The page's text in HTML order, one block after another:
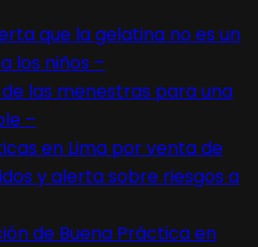
que la gelatina no es un
los niños –
las menestras para una
–
en Lima por venta de
y alerta sobre riesgos a
de Buena Práctica en